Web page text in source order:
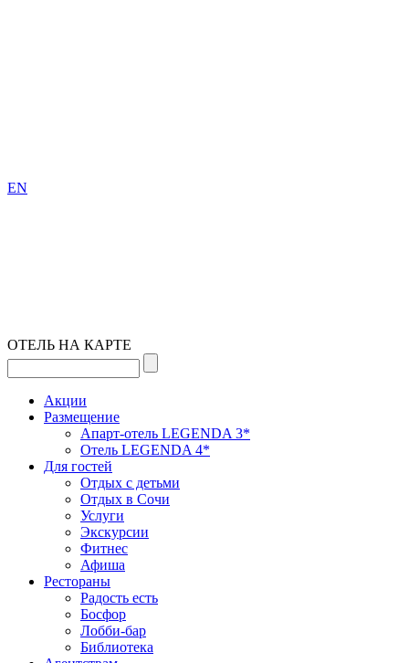
EN
ОТЕЛЬ НА КАРТЕ
Акции
Размещение
Апарт-отель LEGENDA 3*
Отель LEGENDA 4*
Для гостей
Отдых с детьми
Отдых в Сочи
Услуги
Экскурсии
Фитнес
Афиша
Рестораны
Радость есть
Босфор
Лобби-бар
Библиотека